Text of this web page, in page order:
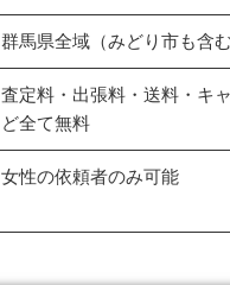
群馬県全域（みどり市も含む
査定料・出張料・送料・キ
ど全て無料
女性の依頼者のみ可能